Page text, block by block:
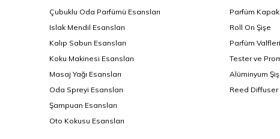
Çubuklu Oda Parfümü Esansları
Islak Mendil Esansları
Kalıp Sabun Esansları
Koku Makinesi Esansları
Masaj Yağı Esansları
Oda Spreyi Esansları
Şampuan Esansları
Oto Kokusu Esansları
Parfüm
Roll On Şişe
Parfüm Valfleri
Tester ve
Alüminyum
Reed Diffuser